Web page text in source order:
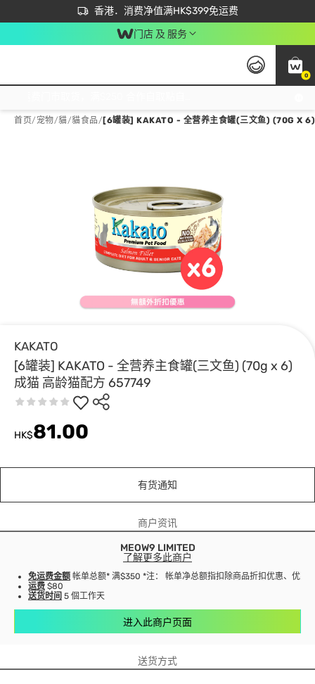
香港．消费净值满HK$399免运费
立即成为易赏钱会员尽享独家优惠
首次APP下单买满$450 输入 NEWAPP 即减$50
门店 及 服务
0
首页/ 宠物/貓/貓食品/ [6罐装] KAKATO - 全营养主食罐(三文鱼) (70G X
KAKATO
[6罐装] KAKATO - 全营养主食罐(三文鱼) (70g x 6)
成猫 高龄猫配方 657749
HK$81.00
有货通知
商户资讯
MEOW9 LIMITED
了解更多此商户
免运费金额 帐单总额* 满$350 *注： 帐单净总额指扣除商品折扣优惠、优惠
运费 $80
送货时间 5 個工作天
进入此商户页面
送货方式